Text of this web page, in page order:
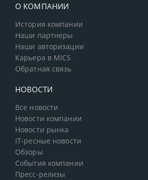
О КОМПАНИИ
История компании
Наши партнеры
Наши авторизации
Карьера в MICS
Обратная связь
НОВОСТИ
Все новости
Новости компании
Новости рынка
IT-ресные новости
Обзоры
События компании
Пресс-релизы